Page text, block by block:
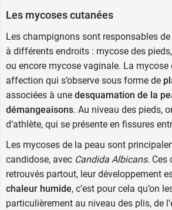
du produit). Respecter
recommandations et la
par votre médecin.
Un avis médical sera à prendre
administration de cette crème
enceintesouallaitantes. En cas
pas appliquer sur les seins.
Si vous prenez d'autres
pas la crème Fazol sans
votre médecin.
En cas de doute, n'hésitez pas à
de votre médecin ou de votre
Les mycoses cutanées
Les champignons sont responsables
à différents endroits : mycose des
ou encore mycose vaginale. La mycose
affection qui s’observe sous forme de
associées à une desquamation de la
démangeaisons. Au niveau des pieds,
d’athlète, qui se présente en fissures
Les mycoses de la peau sont
candidose, avec Candida Albicans. Ces
retrouvés partout, leur développement
chaleur humide, c’est pour cela qu’on
particulièrement au niveau des plis, de